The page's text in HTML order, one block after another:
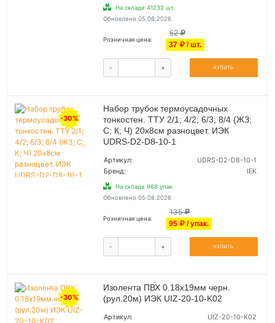
На складе 41232 шт.
Обновлено 05.08.2026
Розничная цена:
52
37 / шт.
- + КУПИТЬ
-30%
Набор трубок термоусадочных
тонкостен. ТТУ 2/1; 4/2; 6/3; 8/4 (ЖЗ;
С; К; Ч) 20х8см разноцвет. ИЭК
UDRS-D2-D8-10-1
Артикул:
UDRS-D2-D8-10-1
Бренд:
IEK
На складе 968 упак.
Обновлено 05.08.2026
Розничная цена:
135
95 / упак.
- + КУПИТЬ
-30%
Изолента ПВХ 0.18х19мм черн.
(рул.20м) ИЭК UIZ-20-10-K02
Артикул:
UIZ-20-10-K02